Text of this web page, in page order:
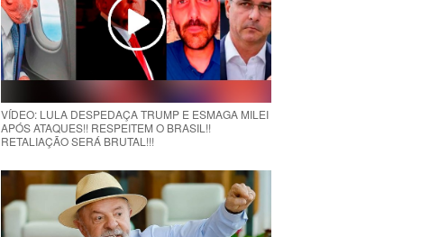
VÍDEO: LULA DESPEDAÇA TRUMP E ESMAGA MILEI
APÓS ATAQUES!! RESPEITEM O BRASIL!!
RETALIAÇÃO SERÁ BRUTAL!!!